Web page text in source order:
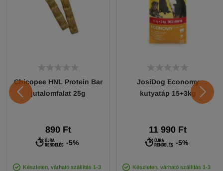
Chicopee HNL Protein Bar
jutalomfalat 25g
890 Ft
-5%
Készleten, várható szállítás 1-3
JosiDog Economy
kutyatáp 15+3kg
11 990 Ft
-5%
Készleten, várható szállítás 1-3